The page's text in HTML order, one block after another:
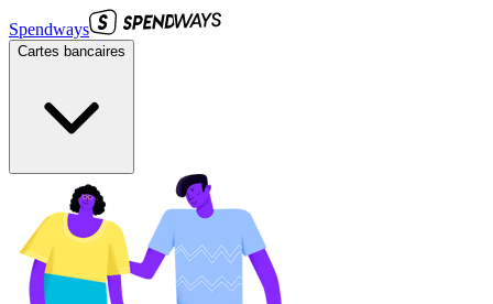
Spendways
Cartes bancaires